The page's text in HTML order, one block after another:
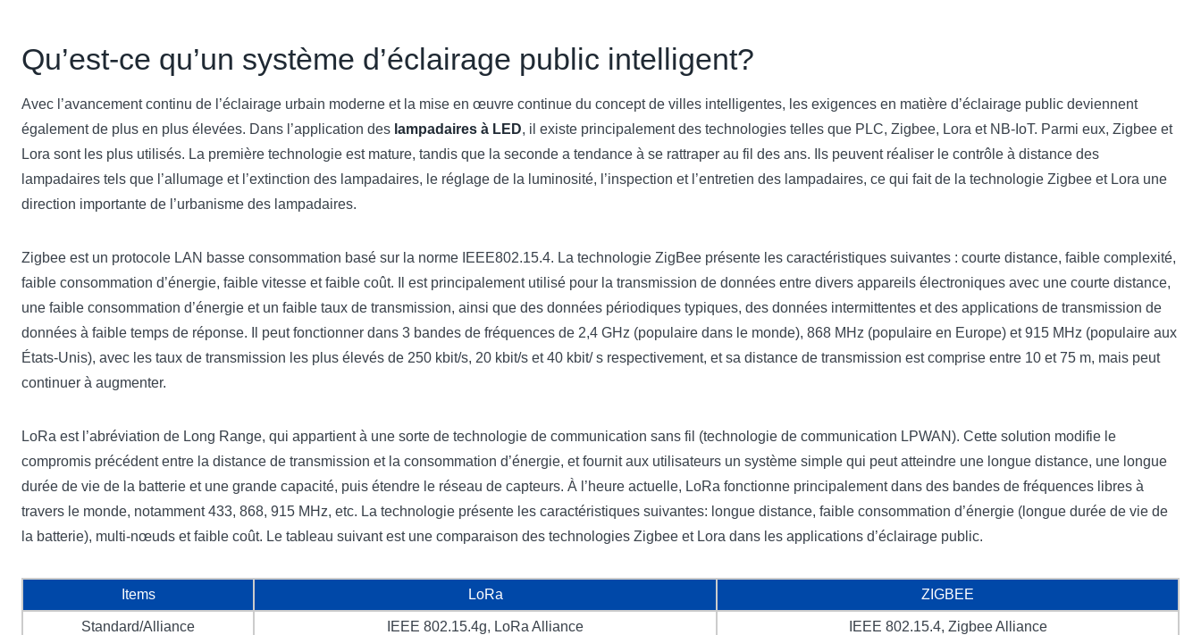
Qu’est-ce qu’un système d’éclairage public intelligent?
Avec l’avancement continu de l’éclairage urbain moderne et la mise en œuvre continue du concept de villes intelligentes, les exigences en matière d’éclairage public deviennent
également de plus en plus élevées. Dans l’application des lampadaires à LED, il existe principalement des technologies telles que PLC, Zigbee, Lora et NB-IoT. Parmi eux, Zigbee et
Lora sont les plus utilisés. La première technologie est mature, tandis que la seconde a tendance à se rattraper au fil des ans. Ils peuvent réaliser le contrôle à distance des
lampadaires tels que l’allumage et l’extinction des lampadaires, le réglage de la luminosité, l’inspection et l’entretien des lampadaires, ce qui fait de la technologie Zigbee et Lora une
direction importante de l’urbanisme des lampadaires.
Zigbee est un protocole LAN basse consommation basé sur la norme IEEE802.15.4. La technologie ZigBee présente les caractéristiques suivantes : courte distance, faible complexité,
faible consommation d’énergie, faible vitesse et faible coût. Il est principalement utilisé pour la transmission de données entre divers appareils électroniques avec une courte distance,
une faible consommation d’énergie et un faible taux de transmission, ainsi que des données périodiques typiques, des données intermittentes et des applications de transmission de
données à faible temps de réponse. Il peut fonctionner dans 3 bandes de fréquences de 2,4 GHz (populaire dans le monde), 868 MHz (populaire en Europe) et 915 MHz (populaire aux
États-Unis), avec les taux de transmission les plus élevés de 250 kbit/s, 20 kbit/s et 40 kbit/ s respectivement, et sa distance de transmission est comprise entre 10 et 75 m, mais peut
continuer à augmenter.
LoRa est l’abréviation de Long Range, qui appartient à une sorte de technologie de communication sans fil (technologie de communication LPWAN). Cette solution modifie le
compromis précédent entre la distance de transmission et la consommation d’énergie, et fournit aux utilisateurs un système simple qui peut atteindre une longue distance, une longue
durée de vie de la batterie et une grande capacité, puis étendre le réseau de capteurs. À l’heure actuelle, LoRa fonctionne principalement dans des bandes de fréquences libres à
travers le monde, notamment 433, 868, 915 MHz, etc. La technologie présente les caractéristiques suivantes: longue distance, faible consommation d’énergie (longue durée de vie de
la batterie), multi-nœuds et faible coût. Le tableau suivant est une comparaison des technologies Zigbee et Lora dans les applications d’éclairage public.
Items LoRa ZIGBEE
Standard/Alliance IEEE 802.15.4g, LoRa Alliance IEEE 802.15.4, Zigbee Alliance